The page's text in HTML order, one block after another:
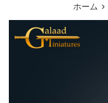
ホーム ›